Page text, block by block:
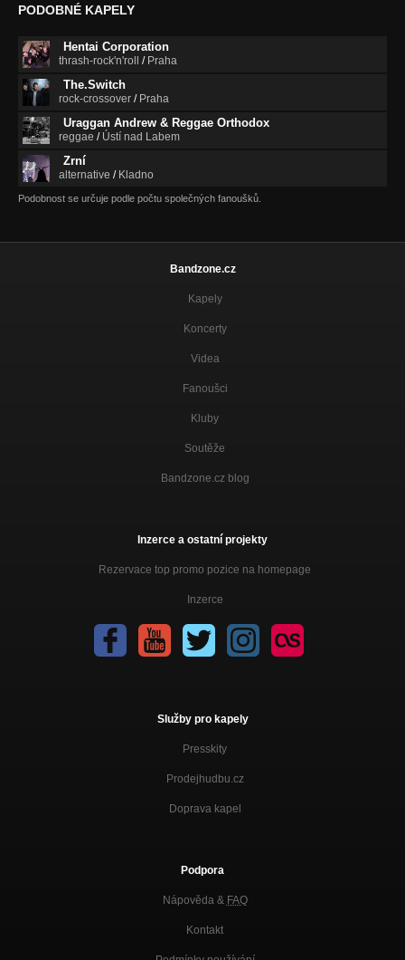
PODOBNÉ KAPELY
Hentai Corporation
thrash-rock'n'roll / Praha
The.Switch
rock-crossover / Praha
Uraggan Andrew & Reggae Orthodox
reggae / Ústí nad Labem
Zrní
alternative / Kladno
Podobnost se určuje podle počtu společných fanoušků.
Bandzone.cz
Kapely
Koncerty
Videa
Fanoušci
Kluby
Soutěže
Bandzone.cz blog
Inzerce a ostatní projekty
Rezervace top promo pozice na homepage
Inzerce
Služby pro kapely
Presskity
Prodejhudbu.cz
Doprava kapel
Podpora
Nápověda & FAQ
Kontakt